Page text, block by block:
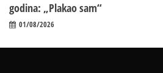
godina: „Plakao sam“
01/08/2026